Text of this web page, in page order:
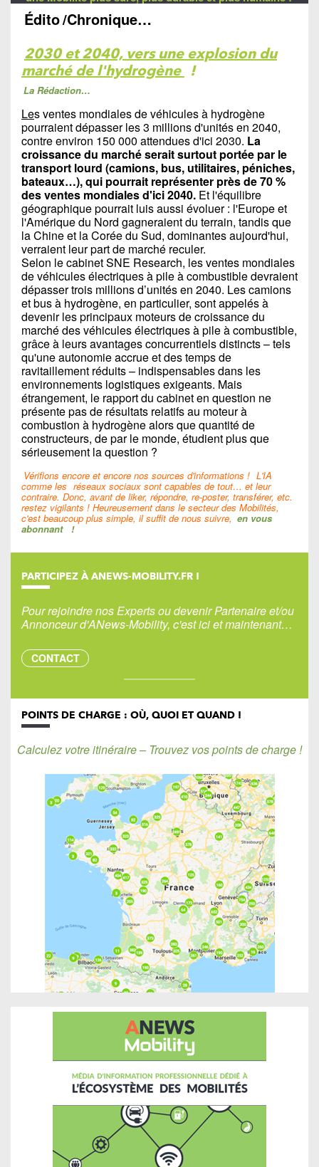
Édito/Chronique…
2030 et 2040, vers une explosion du
marché de l'hydrogène !
La Rédaction…
Les ventes mondiales de véhicules à hydrogène
pourraient dépasser les 3 millions d'unités en 2040,
contre environ 150 000 attendues d'ici 2030. La
croissance du marché serait surtout portée par le
transport lourd (camions, bus, utilitaires, péniches,
bateaux…), qui pourrait représenter près de 70 %
des ventes mondiales d'ici 2040. Et l'équilibre
géographique pourrait luis aussi évoluer : l'Europe et
l'Amérique du Nord gagneraient du terrain, tandis que
la Chine et la Corée du Sud, dominantes aujourd'hui,
verraient leur part de marché reculer.
Selon le cabinet SNE Research, les ventes mondiales
de véhicules électriques à pile à combustible devraient
dépasser trois millions d’unités en 2040. Les camions
et bus à hydrogène, en particulier, sont appelés à
devenir les principaux moteurs de croissance du
marché des véhicules électriques à pile à combustible,
grâce à leurs avantages concurrentiels distincts – tels
qu'une autonomie accrue et des temps de
ravitaillement réduits – indispensables dans les
environnements logistiques exigeants. Mais
étrangement, le rapport du cabinet en question ne
présente pas de résultats relatifs au moteur à
combustion à hydrogène alors que quantité de
constructeurs, de par le monde, étudient plus que
sérieusement la question ?
Vérifions encore et encore nos sources d'informations ! L'IA
comme les réseaux sociaux sont capables de tout… et leur
contraire. Donc, avant de liker, répondre, re-poster, transférer, etc.
restez vigilants ! Heureusement dans le secteur des Mobilités,
c'est beaucoup plus simple, il suffit de nous suivre, en vous
abonnant !
PARTICIPEZ À ANEWS-MOBILITY.FR !
Pour rejoindre nos Experts ou devenir Partenaire et/ou
Annonceur d'ANews-Mobility, c'est ici et maintenant…
CONTACT
POINTS DE CHARGE : OÙ, QUOI ET QUAND !
Calculez votre itinéraire – Trouvez vos points de charge !